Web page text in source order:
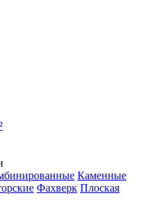
Каменные
Фахверк Плоская